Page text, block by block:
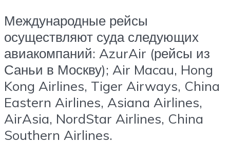
Международные рейсы
осуществляют суда следующих
авиакомпаний: AzurAir (рейсы из
Саньи в Москву); Air Macau, Hong
Kong Airlines, Tiger Airways, China
Eastern Airlines, Asiana Airlines,
AirAsia, NordStar Airlines, China
Southern Airlines.